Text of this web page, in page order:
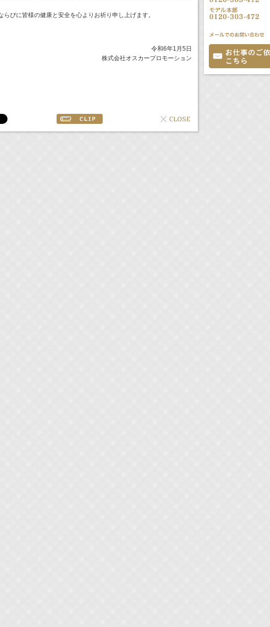
びに皆様の健康と安全を心よりお祈り申し上げます。
令和6年1月5日
株式会社オスカープロモーション